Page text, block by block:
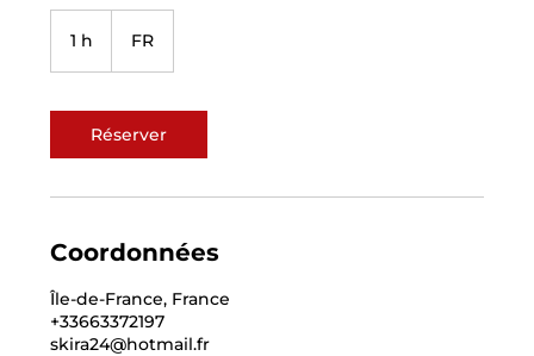
1 h FR
Réserver
Coordonnées
Île-de-France, France
+33663372197
skira24@hotmail.fr